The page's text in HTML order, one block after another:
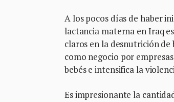
A los pocos días de haber
lactancia materna en Iraq
claros en la desnutrición de
como negocio por
bebés e intensifica la
Es impresionante la